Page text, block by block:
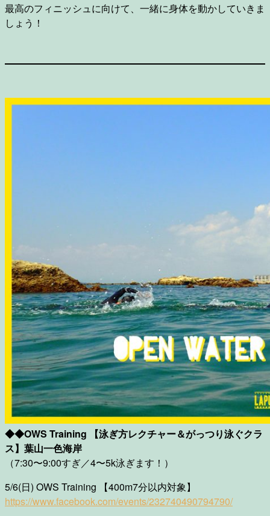
最高のフィニッシュに向けて、一緒に身体を動かしていきま
しょう！
◆◆OWS Training 【泳ぎ方レクチャー＆がっつり泳ぐクラ
ス】葉山一色海岸
（7:30〜9:00すぎ／4〜5k泳ぎます！）
5/6(日) OWS Training 【400m7分以内対象】
https://www.facebook.com/events/232740490794790/